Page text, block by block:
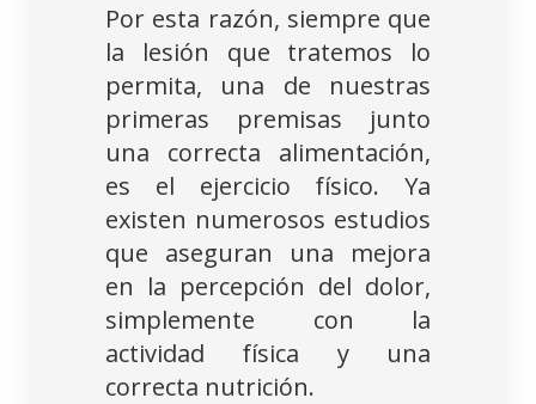
Por esta razón, siempre que
la lesión que tratemos lo
permita, una de nuestras
primeras premisas junto
una correcta alimentación,
es el ejercicio físico. Ya
existen numerosos estudios
que aseguran una mejora
en la percepción del dolor,
simplemente con la
actividad física y una
correcta nutrición.